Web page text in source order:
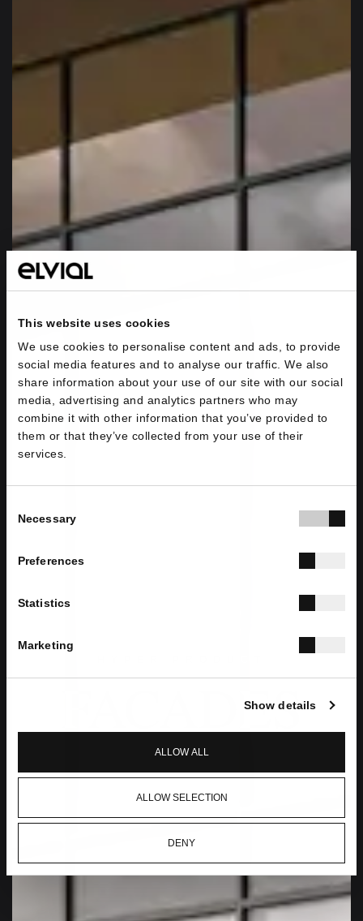
This website uses cookies
We use cookies to personalise content and ads, to provide
social media features and to analyse our traffic. We also
share information about your use of our site with our social
media, advertising and analytics partners who may
combine it with other information that you’ve provided to
them or that they’ve collected from your use of their
services.
Selection
Necessary
Preferences
Statistics
Marketing
Show details
ALLOW ALL
ALLOW SELECTION
DENY
FACADES